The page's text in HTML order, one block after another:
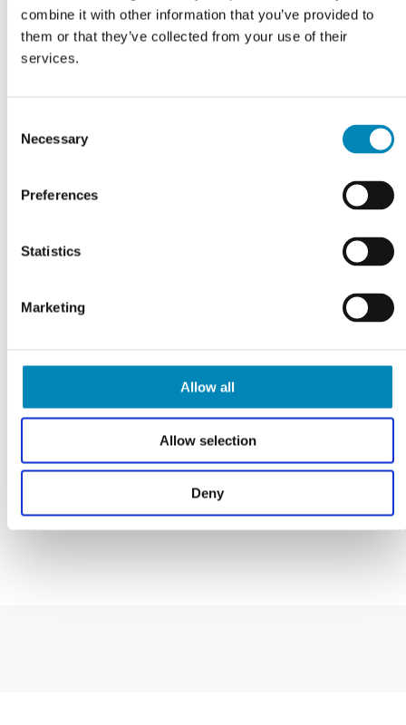
combine it with other information that you’ve provided to
them or that they’ve collected from your use of their
services.
Selection
Necessary
Preferences
Statistics
Marketing
Allow all
Allow selection
Deny
Induktionskogeplade med
15.595,00DKK
Produktdatablad
Induktionskogeplade med
iQ700 - EX807NX68E
17.895,00DKK
Produktdatablad